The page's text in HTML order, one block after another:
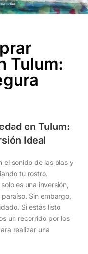
Tulum:
en Tulum:
Ideal
el sonido de las olas y
tu rostro.
es una inversión,
Sin embargo,
Si estás listo
un recorrido por los
realizar una